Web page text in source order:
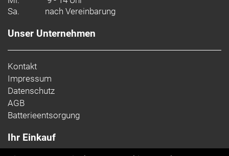
Sa.
nach Vereinbarung
Unser Unternehmen
Kontakt
Impressum
Datenschutz
AGB
Batterieentsorgung
Ihr Einkauf